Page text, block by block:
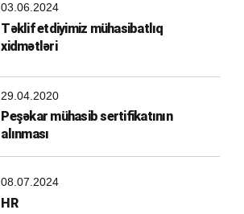
03.06.2024
Təklif etdiyimiz mühasibatlıq
xidmətləri
29.04.2020
Peşəkar mühasib sertifikatının
alınması
08.07.2024
HR